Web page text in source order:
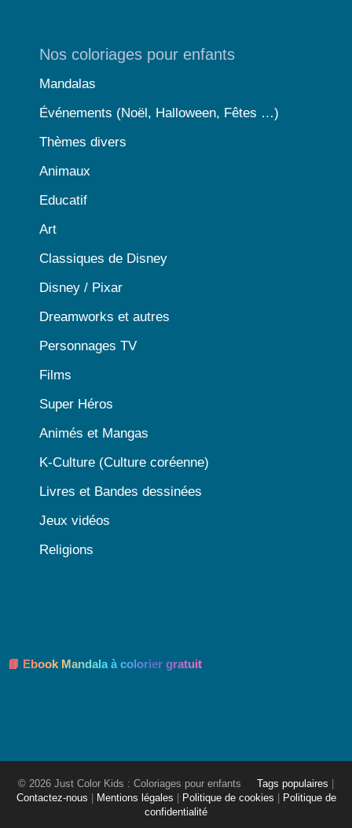
Nos coloriages pour enfants
Mandalas
Événements (Noël, Halloween, Fêtes …)
Thèmes divers
Animaux
Educatif
Art
Classiques de Disney
Disney / Pixar
Dreamworks et autres
Personnages TV
Films
Super Héros
Animés et Mangas
K-Culture (Culture coréenne)
Livres et Bandes dessinées
Jeux vidéos
Religions
📘 Ebook Mandala à colorier gratuit
© 2026 Just Color Kids : Coloriages pour enfants Tags populaires
Contactez-nous
Mentions légales Politique de cookies
Politique de
confidentialité